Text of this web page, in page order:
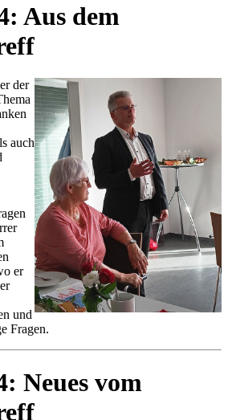
Aus dem
der
auch
er
und
Fragen.
Neues vom